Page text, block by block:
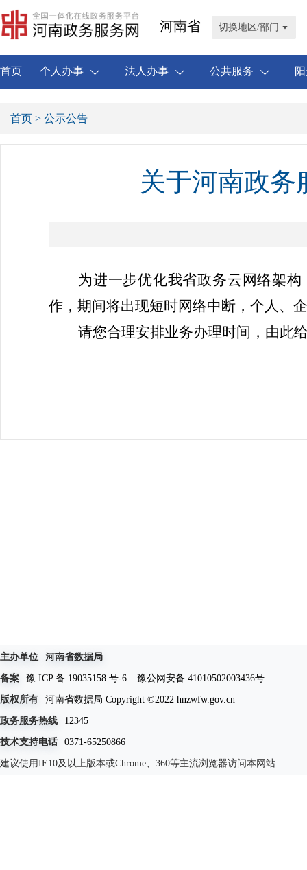
河南省 切换地区/部门
首页 个人办事 法人办事 公共服务
首页 > 公示公告
关于河南政务
为进一步优化我省政务云网络架构
作， 期间将出现短时网络中断， 个人、
请您合理安排业务办理时间， 由此
主办单位 河南省数据局
备案 豫 ICP 备 19035158 号-6 豫公网安备 41010502003436号
版权所有 河南省数据局 Copyright ©2022 hnzwfw.gov.cn
政务服务热线 12345
技术支持电话 0371-65250866
建议使用IE10及以上版本或Chrome、360等主流浏览器访问本网站